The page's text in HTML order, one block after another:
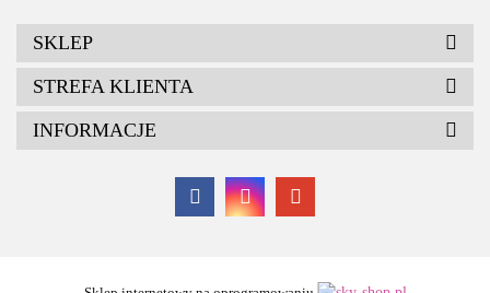
SKLEP
STREFA KLIENTA
INFORMACJE